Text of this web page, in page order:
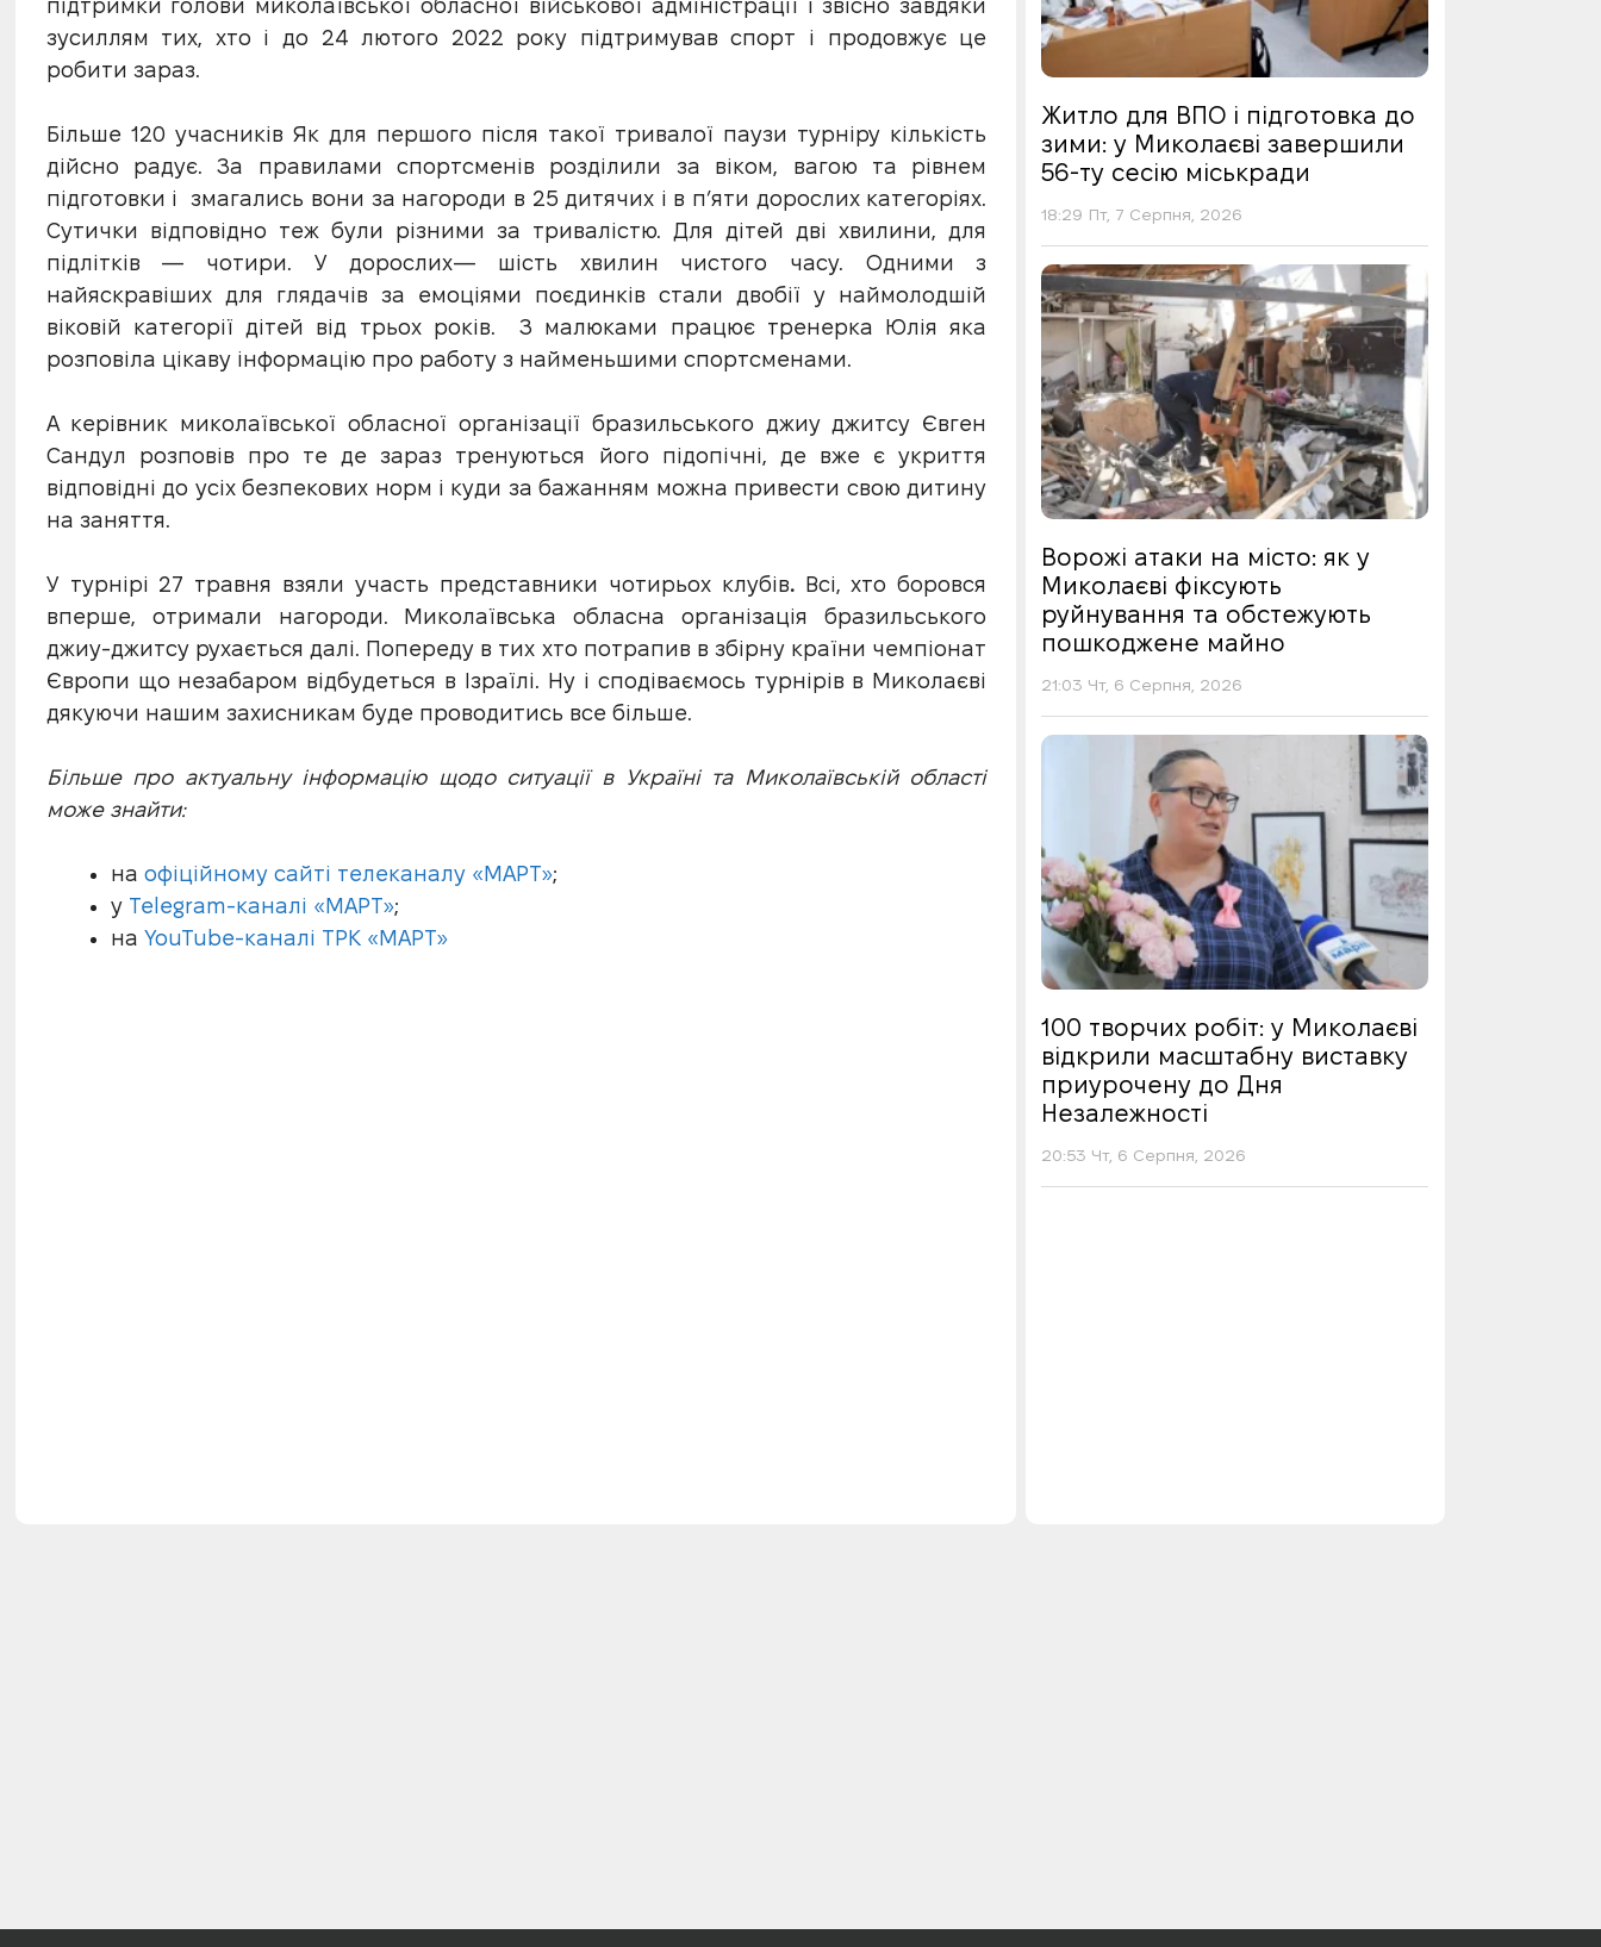
підтримки голови миколаївської обласної військової адміністрації і звісно завдяки
зусиллям тих, хто і до 24 лютого 2022 року підтримував спорт і продовжує це
робити зараз.
Більше 120 учасників Як для першого після такої тривалої паузи турніру кількість
дійсно радує. За правилами спортсменів розділили за віком, вагою та рівнем
підготовки і змагались вони за нагороди в 25 дитячих і в п’яти дорослих категоріях.
Сутички відповідно теж були різними за тривалістю. Для дітей дві хвилини, для
підлітків — чотири. У дорослих— шість хвилин чистого часу. Одними з
найяскравіших для глядачів за емоціями поєдинків стали двобії у наймолодшій
віковій категорії дітей від трьох років. З малюками працює тренерка Юлія яка
розповіла цікаву інформацію про работу з найменьшими спортсменами.
А керівник миколаївської обласної організації бразильського джиу джитсу Євген
Сандул розповів про те де зараз тренуються його підопічні, де вже є укриття
відповідні до усіх безпекових норм і куди за бажанням можна привести свою дитину
на заняття.
У турнірі 27 травня взяли участь представники чотирьох клубів. Всі, хто боровся
вперше, отримали нагороди. Миколаївська обласна організація бразильського
джиу-джитсу рухається далі. Попереду в тих хто потрапив в збірну країни чемпіонат
Європи що незабаром відбудеться в Ізраїлі. Ну і сподіваємось турнірів в Миколаєві
дякуючи нашим захисникам буде проводитись все більше.
Більше про актуальну інформацію щодо ситуації в Україні та Миколаївській області
може знайти:
на офіційному сайті телеканалу «МАРТ»;
у Telegram-каналі «МАРТ»;
на YouTube-каналі ТРК «МАРТ»
Житло для ВПО і підготовка до
зими: у Миколаєві завершили
56-ту сесію міськради
18:29 Пт, 7 Серпня, 2026
Ворожі атаки на місто: як у
Миколаєві фіксують
руйнування та обстежують
пошкоджене майно
21:03 Чт, 6 Серпня, 2026
100 творчих робіт: у Миколаєві
відкрили масштабну виставку
приурочену до Дня
Незалежності
20:53 Чт, 6 Серпня, 2026